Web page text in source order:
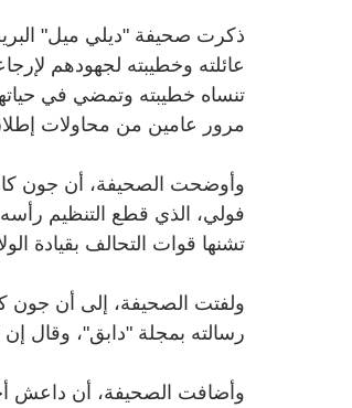
ذكرت صحيفة "ديلي ميل"
عائلته وخطيبته لجهودهم
تنساه خطيبته وتمضي في
مرور عامين من محاولات
فولي، الذي قطع التنظيم
تشنها قوات التحالف بقيادة
رسالته بمجلة "دابق"، وقال
وأضافت الصحيفة، أن داعش